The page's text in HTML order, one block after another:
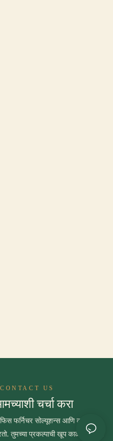
US
चर्चा करा
फर्निचर सोल्यूशन्स आणि कल्पनांवर
तुमच्या प्रकल्पाची खूप काळजी घेतली